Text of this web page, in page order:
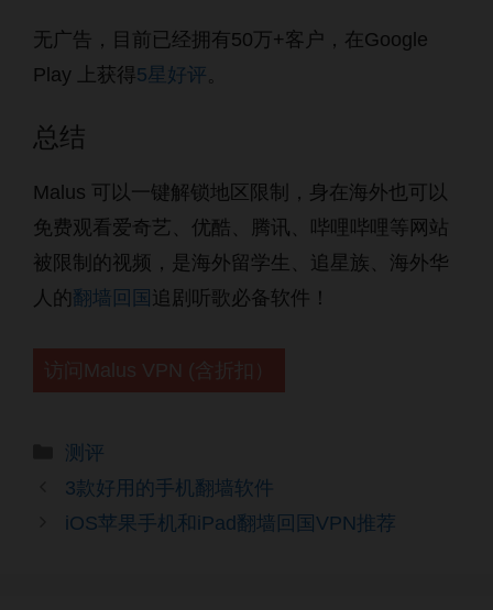
无广告，目前已经拥有50万+客户，在Google
Play 上获得5星好评
总结
Malus 可以一键解锁地区限制，身在海外也可以
免费观看爱奇艺、优酷、腾讯、哔哩哔哩等网站
被限制的视频，是海外留学生、追星族、海外华
人的翻墙回国 追剧听歌必备软件！
访问Malus VPN (含折扣）
分
类
测评
3款好用的手机翻墙软件
iOS苹果手机和iPad翻墙回国VPN推荐